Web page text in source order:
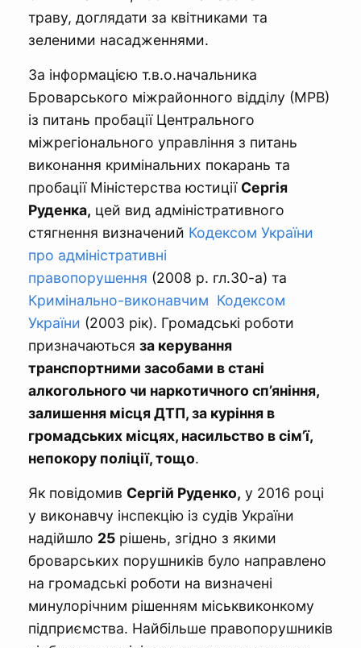
траву, доглядати за квітниками та
зеленими насадженнями.
За інформацією т.в.о.начальника
Броварського міжрайонного відділу (МРВ)
із питань пробації Центрального
міжрегіонального управління з питань
виконання кримінальних покарань та
пробації Міністерства юстиції Сергія
Руденка, цей вид адміністративного
стягнення визначений Кодексом України
про адміністративні
правопорушення (2008 р. гл.30-а) та
Кримінально-виконавчим Кодексом
України (2003 рік). Громадські роботи
призначаються за керування
транспортними засобами в стані
алкогольного чи наркотичного сп’яніння,
залишення місця ДТП, за куріння в
громадських місцях, насильство в сім’ї,
непокору поліції, тощо.
Як повідомив Сергій Руденко, у 2016 році
у виконавчу інспекцію із судів України
надійшло 25 рішень, згідно з якими
броварських порушників було направлено
на громадські роботи на визначені
минулорічним рішенням міськвиконкому
підприємства. Найбільше правопорушників